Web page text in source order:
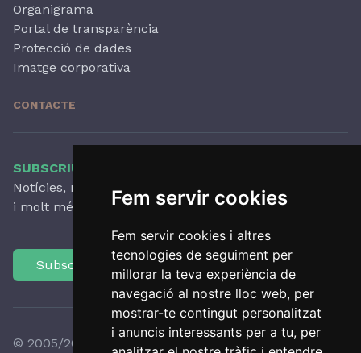
Fem servir cookies
Fem servir cookies i altres
tecnologies de seguiment per
millorar la teva experiència de
navegació al nostre lloc web, per
mostrar-te contingut personalitzat
i anuncis interessants per a tu, per
Organigrama
Portal de transparència
Protecció de dades
Imatge corporativa
CONTACTE
SUBSCRIU-TE AL NOSTRE BUTLLETÍ
Notícies, novetats destacades, articles, activitats
i molt més, amb periodicitat trimestral.
Subscriu-te
© 2005/2026 Observatori del Paisatge de Catalunya